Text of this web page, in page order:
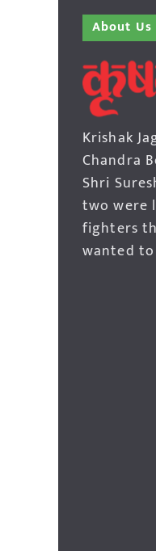
About Us
Krishak
Chandra
Shri
two were
fighters
wanted